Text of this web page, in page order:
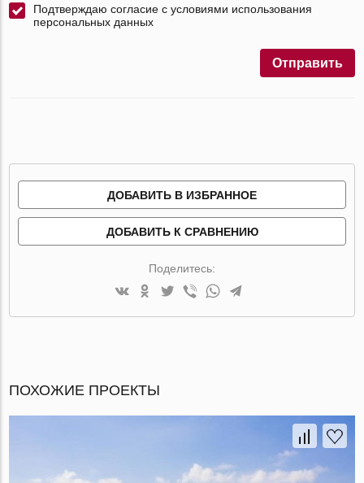
Подтверждаю согласие с условиями использования
персональных данных
Отправить
ДОБАВИТЬ В ИЗБРАННОЕ
ДОБАВИТЬ К СРАВНЕНИЮ
Поделитесь:
ПОХОЖИЕ ПРОЕКТЫ